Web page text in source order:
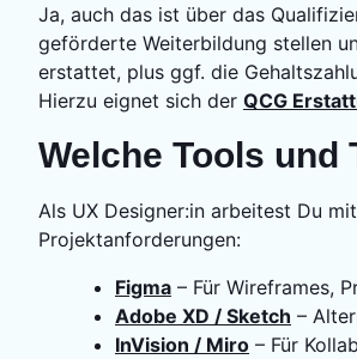
Ja, auch das ist über das
geförderte Weiterbildung stellen
erstattet, plus ggf. die
Hierzu eignet sich der QCG
Welche Tools und
Als UX Designer:in arbeitest Du
Projektanforderungen:
Figma – Für Wireframes,
Adobe XD / Sketch –
InVision / Miro – Für